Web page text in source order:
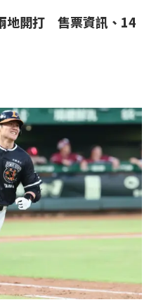
地開打 售票資訊、14